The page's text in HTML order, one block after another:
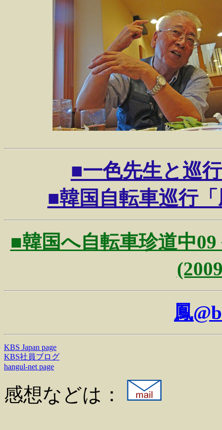
■一色先生と巡
■韓国自転車巡行
■韓国へ自転車珍道中
鳳
KBS Japan page
KBS社員ブログ
hangul-net page
感想などは：